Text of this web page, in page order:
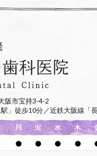
阪市宝持3-4-2
」徒歩10分／近鉄大阪線「